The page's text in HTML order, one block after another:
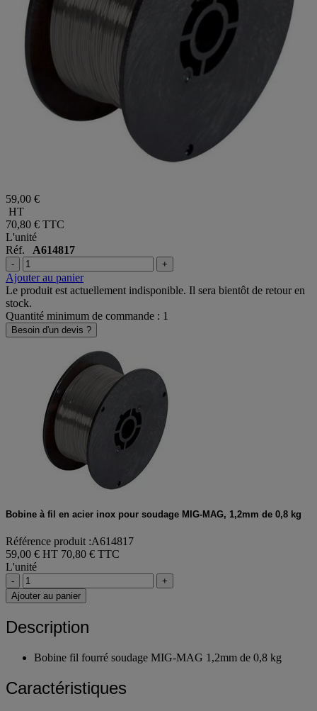
59,00 €
HT
70,80 € TTC
L'unité
Réf. A614817
- +
Ajouter au panier
Le produit est actuellement indisponible. Il sera bientôt de retour en
stock.
Quantité minimum de commande : 1
Besoin d'un devis ?
Bobine à fil en acier inox pour soudage MIG-MAG, 1,2mm de 0,8 kg
Référence produit :A614817
59,00 € HT 70,80 € TTC
L'unité
-
+
Ajouter au panier
Description
Bobine fil fourré soudage MIG-MAG 1,2mm de 0,8 kg
Caractéristiques